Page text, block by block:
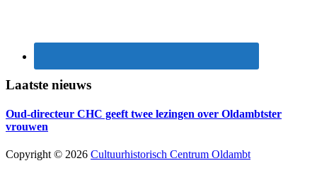
Laatste nieuws
Oud-directeur CHC geeft twee lezingen over Oldambtster
vrouwen
Copyright © 2026 Cultuurhistorisch Centrum Oldambt